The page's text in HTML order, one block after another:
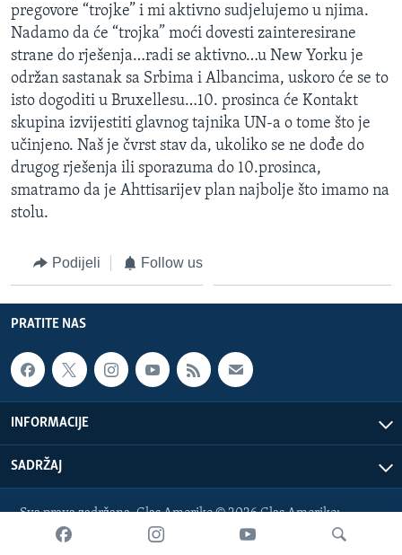
pregovore “trojke” i mi aktivno sudjelujemo u njima.
Nadamo da će “trojka” moći dovesti zainteresirane
strane do rješenja…radi se aktivno…u New Yorku je
održan sastanak sa Srbima i Albancima, uskoro će se to
isto dogoditi u Bruxellesu…10. prosinca će Kontakt
skupina izvijestiti glavnog tajnika UN-a o tome što je
učinjeno. Naš je čvrst stav da, ukoliko se ne dođe do
drugog rješenja ili sporazuma do 10.prosinca,
smatramo da je Ahttisarijev plan najbolje što imamo na
stolu.
Podijeli Follow us
PRATITE NAS
INFORMACIJE
SADRŽAJ
Sva prava zadržana. Glas Amerike © 2026 Glas Amerike:
bosnian-service@voanews.com